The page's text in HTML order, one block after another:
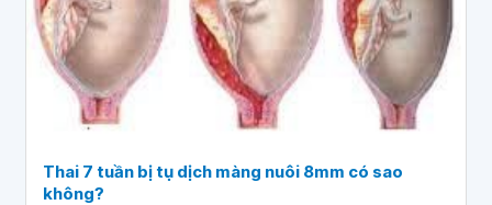
Thai 7 tuần bị tụ dịch màng nuôi 8mm có sao
không?